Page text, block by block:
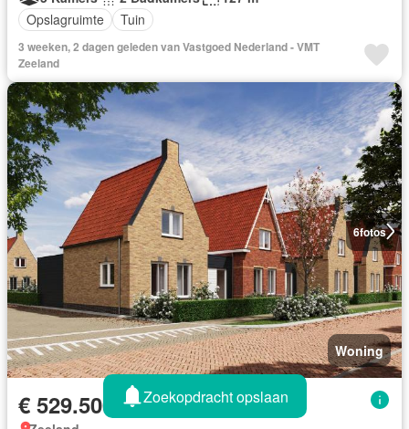
Opslagruimte
Tuin
3 weeken, 2 dagen geleden van Vastgoed Nederland - VMT
Zeeland
6fotos
Woning
€ 529.500 Zoekopdracht opslaan